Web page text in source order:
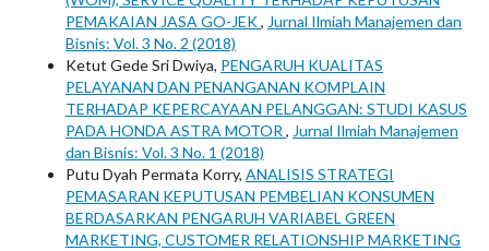
PEMAKAIAN JASA GO-JEK, Jurnal Ilmiah Manajemen dan
Bisnis: Vol. 3 No. 2 (2018)
Ketut Gede Sri Dwiya, PENGARUH KUALITAS
PELAYANAN DAN PENANGANAN KOMPLAIN
TERHADAP KEPERCAYAAN PELANGGAN: STUDI KASUS
PADA HONDA ASTRA MOTOR , Jurnal Ilmiah Manajemen
dan Bisnis: Vol. 3 No. 1 (2018)
Putu Dyah Permata Korry, ANALISIS STRATEGI
PEMASARAN KEPUTUSAN PEMBELIAN KONSUMEN
BERDASARKAN PENGARUH VARIABEL GREEN
MARKETING, CUSTOMER RELATIONSHIP MARKETING